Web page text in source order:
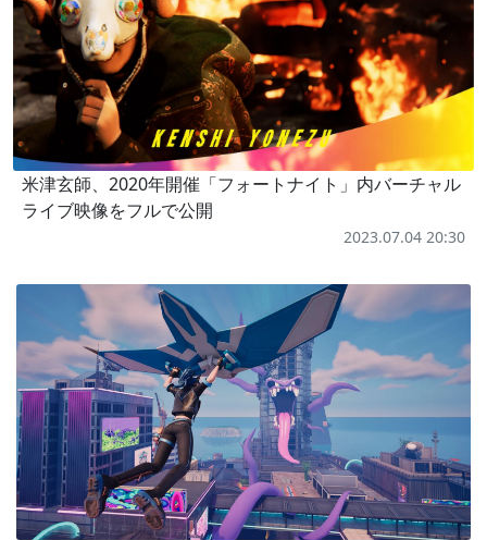
米津玄師、2020年開催「フォートナイト」内バーチャル
ライブ映像をフルで公開
2023.07.04 20:30